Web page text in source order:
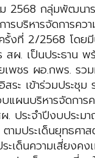
2568 กลุ่มพัฒนา
รบริหารจัดการควา
รั้งที่ 2/2568 โดยมี
สผ. เป็นประธาน
เพชร ผอ.กพร. รว
ระ เข้าร่วมประชุ
แผนบริหารจัดการ
. ประจำปีงบประ
ตามประเด็นยุทธศา
ะเด็นความเสี่ยงค